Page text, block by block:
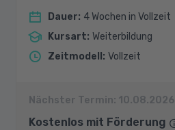
Dauer: 4 Wochen in Vollzeit
Kursart: Weiterbildung
Zeitmodell : Vollzeit
Nächster Termin: 10.08.2026
Kostenlos mit Förderung